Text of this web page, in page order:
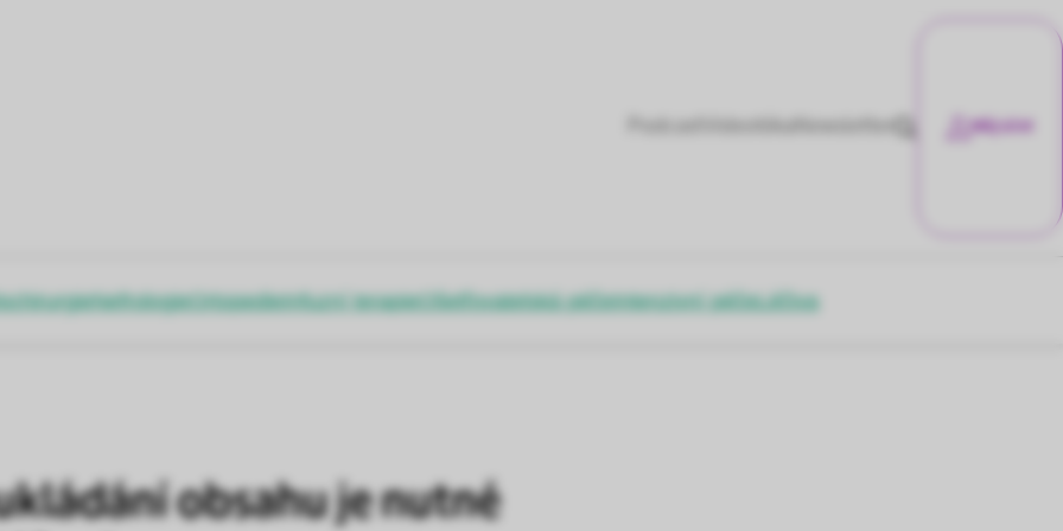
NefrologieOrtopedieInfuzní terapieOšetřovatelská péčeIntenzivní péčeLéčiva
obsahu je nutné